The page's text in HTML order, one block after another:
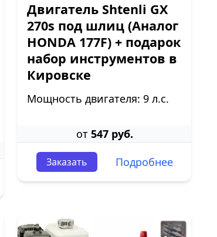
Двигатель Shtenli GX
270s под шлиц (Аналог
HONDA 177F) + подарок
набор инструментов в
Кировске
Мощность двигателя: 9 л.с.
от 547 руб.
Заказать Подробнее